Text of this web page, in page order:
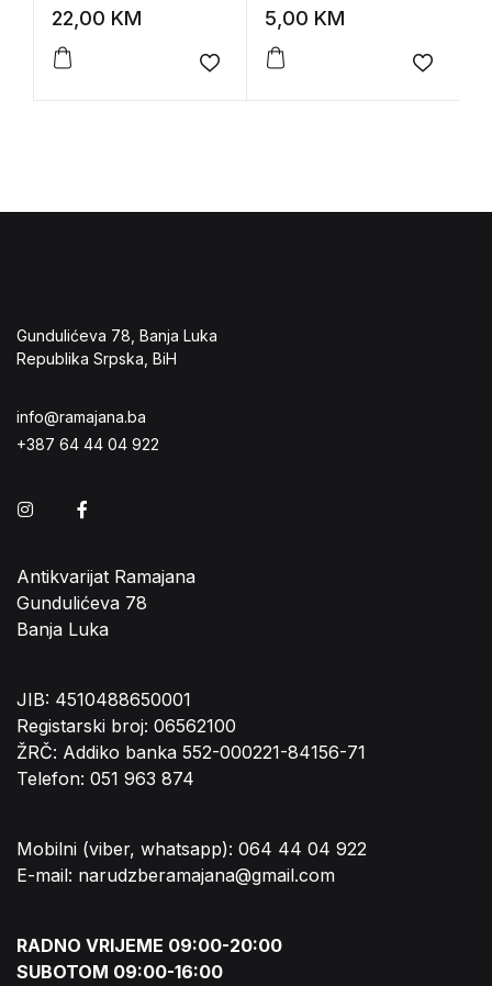
22,00 KM
Add to wishlist
zbivanje
5,00 KM
Add to
Gundulićeva 78, Banja Luka
Republika Srpska, BiH
info@ramajana.ba
+387 64 44 04 922
Instagram
Antikvarijat Ramajana
Gundulićeva 78
Banja Luka
JIB: 4510488650001
Registarski broj: 06562100
ŽRČ: Addiko banka 552-000221-84156-71
Telefon: 051 963 874
Mobilni (viber, whatsapp): 064 44 04 922
E-mail: narudzberamajana@gmail.com
RADNO VRIJEME 09:00-20:00
SUBOTOM 09:00-16:00